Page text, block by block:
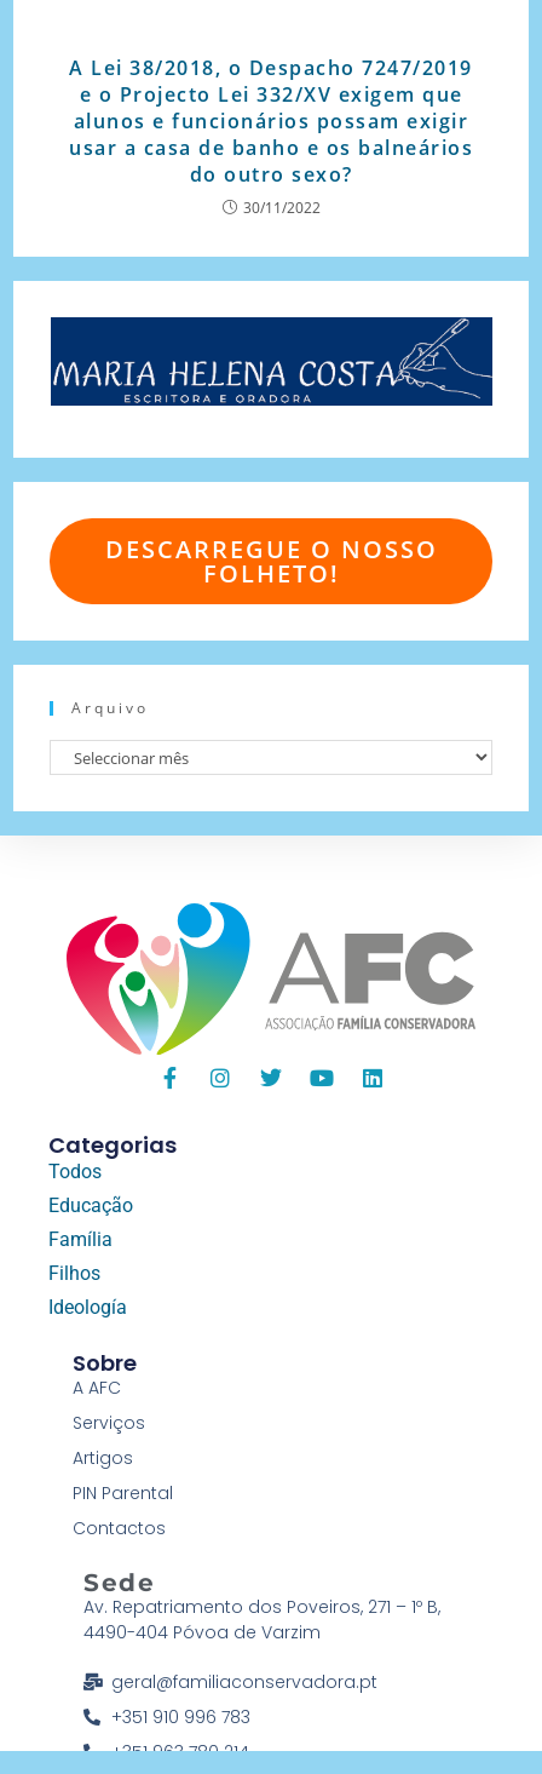
A Lei 38/2018, o Despacho 7247/2019
e o Projecto Lei 332/XV exigem que
alunos e funcionários possam exigir
usar a casa de banho e os balneários
do outro sexo?
30/11/2022
DESCARREGUE O NOSSO
FOLHETO!
Arquivo
Categorias
Todos
Educação
Família
Filhos
Ideología
Sobre
A AFC
Serviços
Artigos
PIN Parental
Contactos
Sede
Av. Repatriamento dos Poveiros, 271 – 1º B,
4490-404 Póvoa de Varzim
geral@familiaconservadora.pt
+351 910 996 783
+351 963 780 214